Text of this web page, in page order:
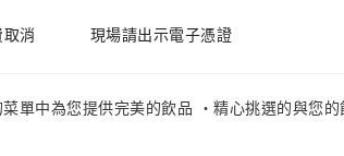
消 現場請出示電子憑證
單中為您提供完美的飲品 ・精心挑選的與您